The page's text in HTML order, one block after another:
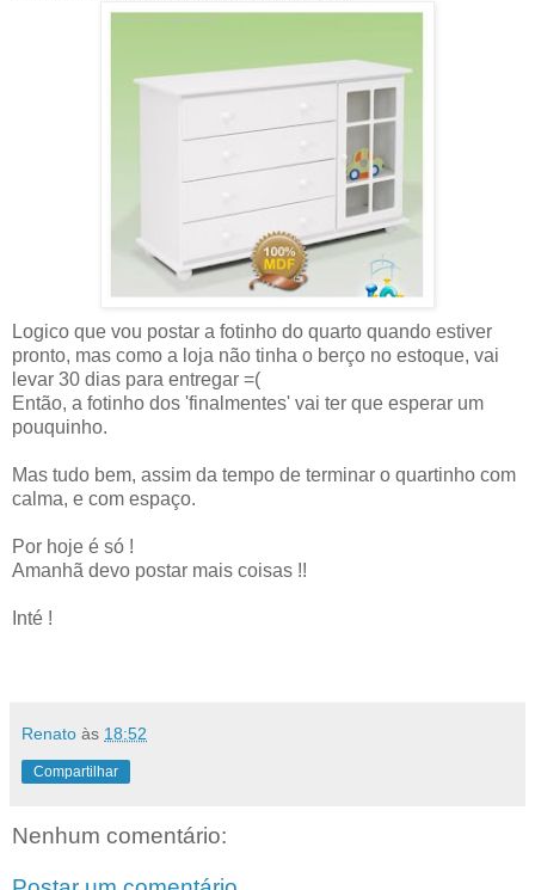
Logico que vou postar a fotinho do quarto quando estiver
pronto, mas como a loja não tinha o berço no estoque, vai
levar 30 dias para entregar =(
Então, a fotinho dos 'finalmentes' vai ter que esperar um
pouquinho.
Mas tudo bem, assim da tempo de terminar o quartinho com
calma, e com espaço.
Por hoje é só !
Amanhã devo postar mais coisas !!
Inté !
Renato às 18:52
Compartilhar
Nenhum comentário: